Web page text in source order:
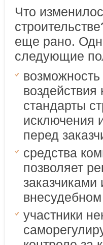
Что
еще рано.
следующие
стандарты
исключения
перед
средства
позволяет
участники